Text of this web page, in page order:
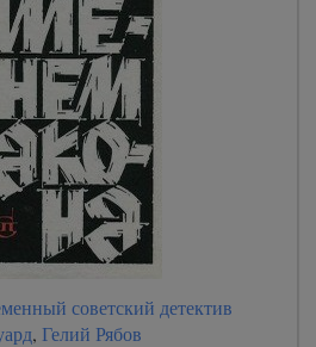
советский детектив
, Гелий Рябов